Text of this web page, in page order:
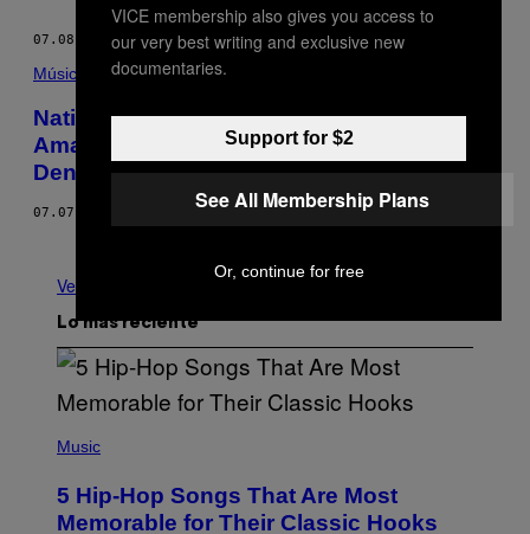
07.08.16 PORTHUMP COLOMBIA
Música
Native Instruments se sumerge en el
Amazonas peruano con Dengue Dengue
Dengue!
07.07.16
Ver todo
Lo más reciente
P
T
O
Music
5 Hip-Hop Songs That Are Most
Memorable for Their Classic Hooks
VICE membership also gives you access to
our very best writing and exclusive new
documentaries.
Support for $2
See All Membership Plans
Or, continue for free